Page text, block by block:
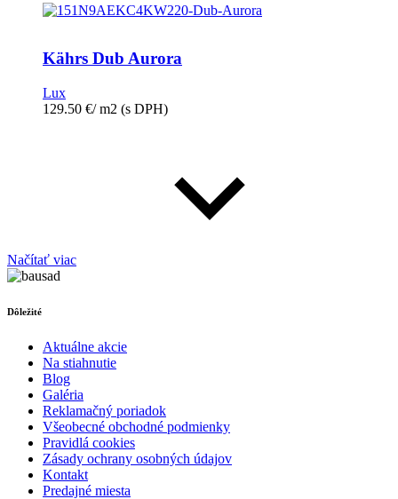
Kährs Dub Aurora
Lux
129.50 €/ m2 (s DPH)
Načítať viac
Dôležité
Aktuálne akcie
Na stiahnutie
Blog
Galéria
Reklamačný poriadok
Všeobecné obchodné podmienky
Pravidlá cookies
Zásady ochrany osobných údajov
Kontakt
Predajné miesta